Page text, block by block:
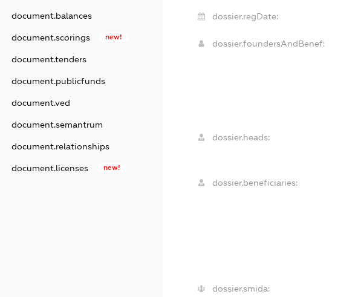
document.balances
document.scorings new!
document.tenders
document.publicfunds
document.ved
document.semantrum
document.relationships
document.licenses new!
dossier.regDate:
dossier.foundersAndBenef:
dossier.heads:
dossier.beneficiaries:
dossier.smida: